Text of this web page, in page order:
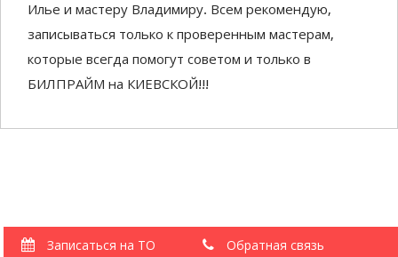
Илье и мастеру Владимиру. Всем рекомендую,
записываться только к проверенным мастерам,
которые всегда помогут советом и только в
БИЛПРАЙМ на КИЕВСКОЙ!!!
Записаться на ТО Обратная связь